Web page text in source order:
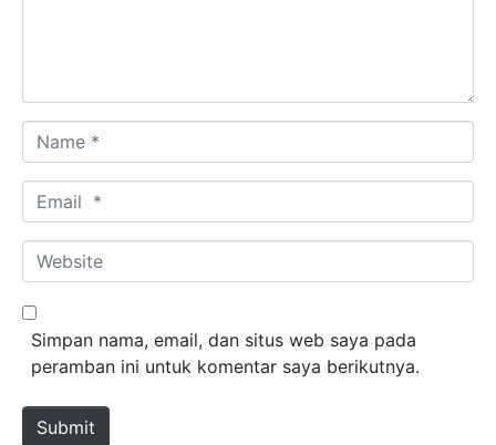
Name *
Email *
Website
Simpan nama, email, dan situs web saya pada
peramban ini untuk komentar saya berikutnya.
Submit